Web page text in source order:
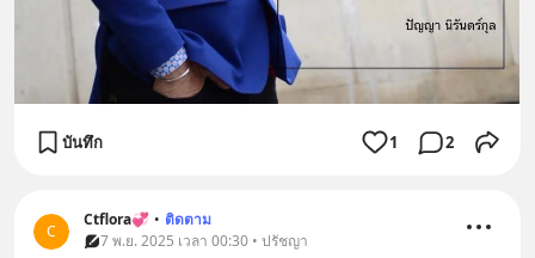
บันทึก 1 2
C
Ctflora💞 • ติดตาม
7 พ.ย. 2025 เวลา 00:30 • ปรัชญา